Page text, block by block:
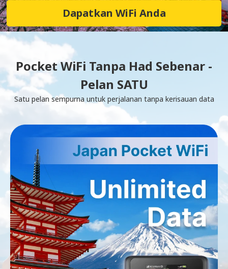
Dapatkan WiFi Anda
Pocket WiFi Tanpa Had Sebenar -
Pelan SATU
Satu pelan sempurna untuk perjalanan tanpa kerisauan data